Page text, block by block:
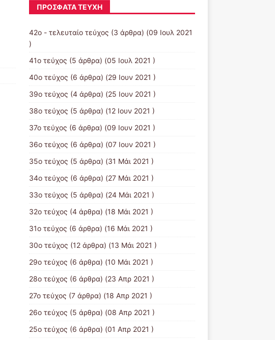
ΠΡΌΣΦΑΤΑ ΤΕΎΧΗ
42ο - τελευταίο τεύχος (3 άρθρα) (09 Ιουλ 2021
)
41ο τεύχος (5 άρθρα) (05 Ιουλ 2021 )
40ο τεύχος (6 άρθρα) (29 Ιουν 2021 )
39ο τεύχος (4 άρθρα) (25 Ιουν 2021 )
38ο τεύχος (5 άρθρα) (12 Ιουν 2021 )
37ο τεύχος (6 άρθρα) (09 Ιουν 2021 )
36ο τεύχος (6 άρθρα) (07 Ιουν 2021 )
35ο τεύχος (5 άρθρα) (31 Μάι 2021 )
34ο τεύχος (6 άρθρα) (27 Μάι 2021 )
33ο τεύχος (5 άρθρα) (24 Μάι 2021 )
32ο τεύχος (4 άρθρα) (18 Μάι 2021 )
31ο τεύχος (6 άρθρα) (16 Μάι 2021 )
30ο τεύχος (12 άρθρα) (13 Μάι 2021 )
29ο τεύχος (6 άρθρα) (10 Μάι 2021 )
28ο τεύχος (6 άρθρα) (23 Απρ 2021 )
27ο τεύχος (7 άρθρα) (18 Απρ 2021 )
26ο τεύχος (5 άρθρα) (08 Απρ 2021 )
25ο τεύχος (6 άρθρα) (01 Απρ 2021 )